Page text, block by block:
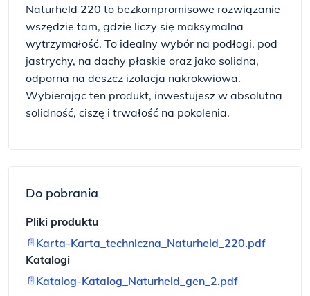
Naturheld 220 to bezkompromisowe rozwiązanie
wszędzie tam, gdzie liczy się maksymalna
wytrzymałość. To idealny wybór na podłogi, pod
jastrychy, na dachy płaskie oraz jako solidna,
odporna na deszcz izolacja nakrokwiowa.
Wybierając ten produkt, inwestujesz w absolutną
solidność, ciszę i trwałość na pokolenia.
Do pobrania
Pliki produktu
📄 Karta-Karta_techniczna_Naturheld_220.pdf
Katalogi
📄 Katalog-Katalog_Naturheld_gen_2.pdf